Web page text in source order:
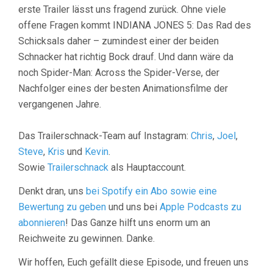
erste Trailer lässt uns fragend zurück. Ohne viele
offene Fragen kommt INDIANA JONES 5: Das Rad des
Schicksals daher – zumindest einer der beiden
Schnacker hat richtig Bock drauf. Und dann wäre da
noch Spider-Man: Across the Spider-Verse, der
Nachfolger eines der besten Animationsfilme der
vergangenen Jahre.
Das Trailerschnack-Team auf Instagram: Chris, Joel,
Steve, Kris und Kevin.
Sowie Trailerschnack als Hauptaccount.
Denkt dran, uns bei Spotify ein Abo sowie eine
Bewertung zu geben und uns bei Apple Podcasts zu
abonnieren! Das Ganze hilft uns enorm um an
Reichweite zu gewinnen. Danke.
Wir hoffen, Euch gefällt diese Episode, und freuen uns